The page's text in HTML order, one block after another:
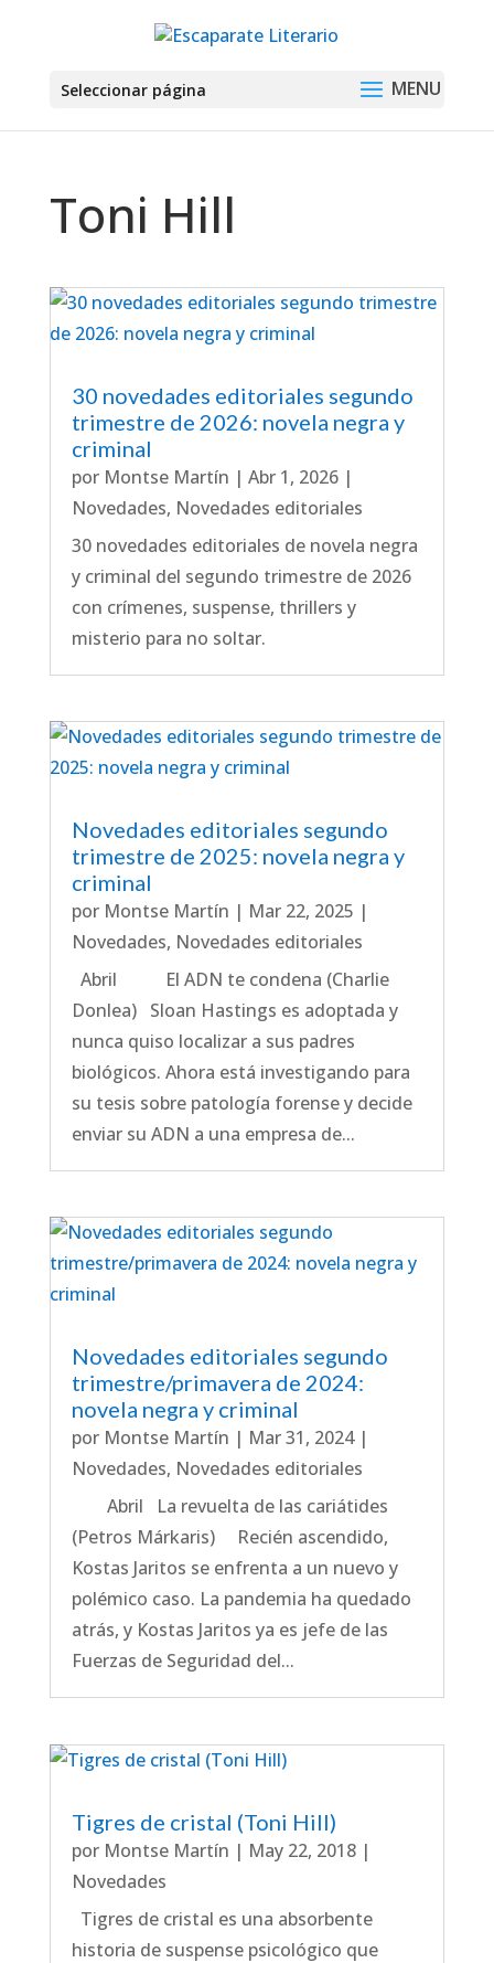
Seleccionar página
Toni Hill
30 novedades editoriales segundo
trimestre de 2026: novela negra y
criminal
por Montse Martín | Abr 1, 2026|
Novedades, Novedades editoriales
30 novedades editoriales de novela negra
y criminal del segundo trimestre de 2026
con crímenes, suspense, thrillers y
misterio para no soltar.
Novedades editoriales segundo
trimestre de 2025: novela negra y
criminal
por Montse Martín | Mar 22, 2025 |
Novedades, Novedades editoriales
Abril El ADN te condena (Charlie
Donlea) Sloan Hastings es adoptada y
nunca quiso localizar a sus padres
biológicos. Ahora está investigando para
su tesis sobre patología forense y decide
enviar su ADN a una empresa de...
Novedades editoriales segundo
trimestre/primavera de 2024:
novela negra y criminal
por Montse Martín | Mar 31, 2024|
Novedades, Novedades editoriales
Abril La revuelta de las cariátides
(Petros Márkaris) Recién ascendido,
Kostas Jaritos se enfrenta a un nuevo y
polémico caso. La pandemia ha quedado
atrás, y Kostas Jaritos ya es jefe de las
Fuerzas de Seguridad del...
Tigres de cristal (Toni Hill)
por Montse Martín | May 22, 2018|
Novedades
Tigres de cristal es una absorbente
historia de suspense psicológico que